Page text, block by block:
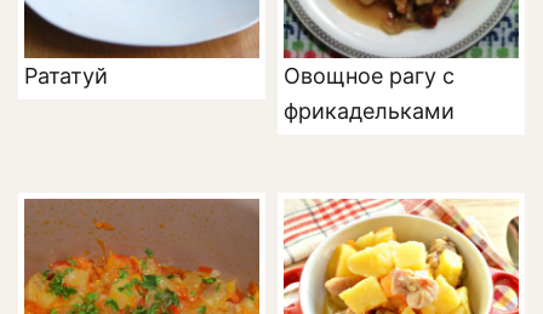
Рататуй
Овощное рагу с
фрикадельками